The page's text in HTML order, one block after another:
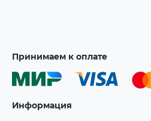
Принимаем к оплате
Информация